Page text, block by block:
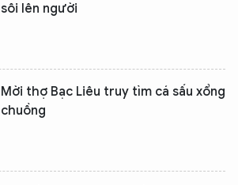
sôi lên người
Mời thợ Bạc Liêu truy tìm cá sấu xổng
chuồng